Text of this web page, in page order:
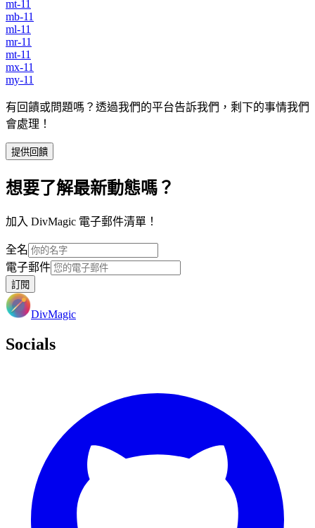
mt-11
mb-11
ml-11
mr-11
mt-11
mx-11
my-11
有回饋或問題嗎？透過我們的平台告訴我們，剩下的事情我們
會處理！
提供回饋
想要了解最新動態嗎？
加入 DivMagic 電子郵件清單！
全名
電子郵件
訂閱
DivMagic
Socials